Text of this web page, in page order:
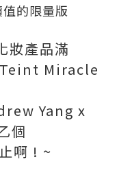
的限量版
妝產品滿
Teint Miracle
Yang x
個
啊 ! ~